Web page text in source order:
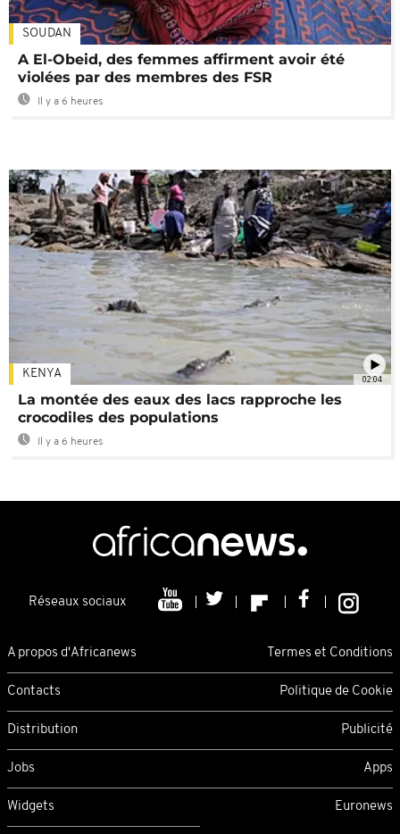
SOUDAN
A El-Obeid, des femmes affirment avoir été
violées par des membres des FSR
Il y a 6 heures
02:04
KENYA
La montée des eaux des lacs rapproche les
crocodiles des populations
Il y a 6 heures
Réseaux sociaux
A propos d'Africanews Termes et Conditions
Contacts Politique de Cookie
Distribution Publicité
Jobs Apps
Widgets Euronews